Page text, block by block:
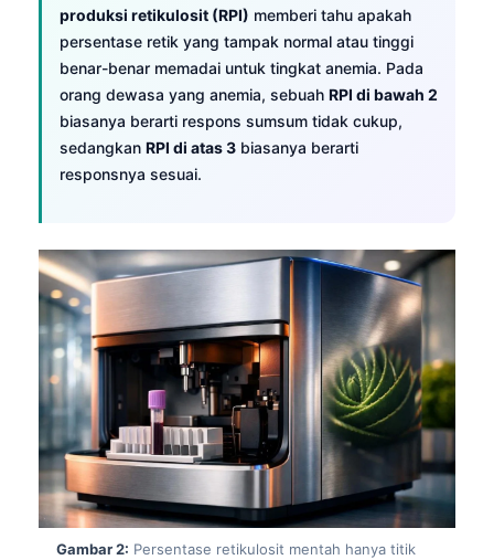
produksi retikulosit (RPI) memberi tahu apakah
persentase retik yang tampak normal atau tinggi
benar-benar memadai untuk tingkat anemia. Pada
orang dewasa yang anemia, sebuah RPI di bawah 2
biasanya berarti respons sumsum tidak cukup,
sedangkan RPI di atas 3 biasanya berarti
responsnya sesuai.
Gambar 2: Persentase retikulosit mentah hanya titik